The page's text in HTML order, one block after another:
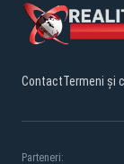
ContactTermeni și
Parteneri: